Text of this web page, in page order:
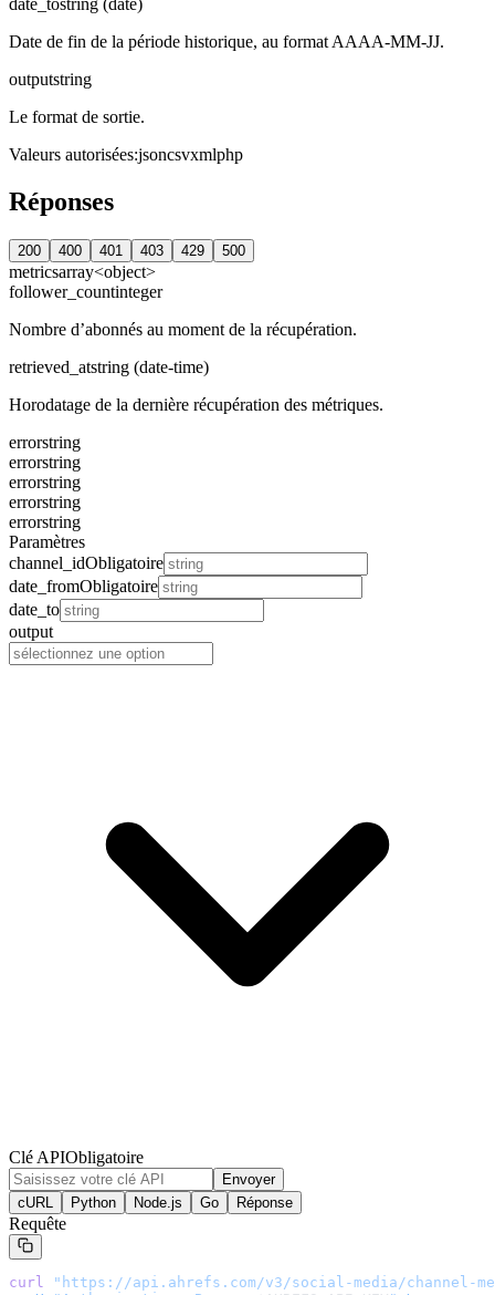
date_tostring (date)
Date de fin de la période historique, au format AAAA-MM-JJ.
outputstring
Le format de sortie.
Valeurs autorisées:jsoncsvxmlphp
Réponses
200 400 401 403 429 500
metricsarray<object>
follower_countinteger
Nombre d’abonnés au moment de la récupération.
retrieved_atstring (date-time)
Horodatage de la dernière récupération des métriques.
errorstring
errorstring
errorstring
errorstring
errorstring
Paramètres
channel_idObligatoire
date_fromObligatoire
date_to
output
Clé APIObligatoire
Envoyer
cURL
Python Node.js Go Réponse
Requête
curl " https://api.ahrefs.com/v3/social-media/channel-